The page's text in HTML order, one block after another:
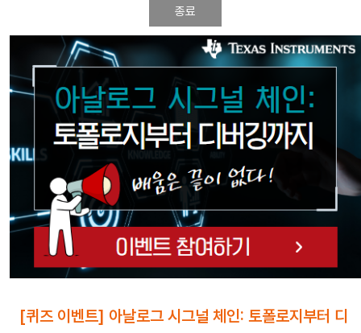
종료
[퀴즈 이벤트] 아날로그 시그널 체인: 토폴로지부터 디